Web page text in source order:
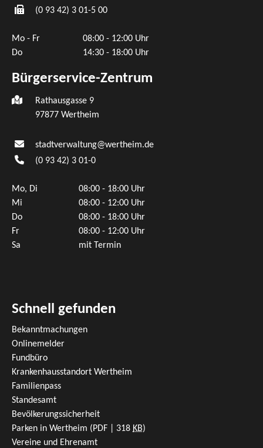
(0 93 42) 3 01-5 00
Mo - Fr
08:00 - 12:00 Uhr
Do
14:30 - 18:00 Uhr
Bürgerservice-Zentrum
Rathausgasse 9
97877 Wertheim
stadtverwaltung@wertheim.de
(0 93 42) 3 01-0
Mo, Di
08:00 - 18:00 Uhr
Mi
08:00 - 12:00 Uhr
Do
08:00 - 18:00 Uhr
Fr
08:00 - 12:00 Uhr
Sa
mit Termin
Schnell gefunden
Bekanntmachungen
Onlinemelder
Fundbüro
Krankenhausstandort Wertheim
Familienpass
Standesamt
Bevölkerungssicherheit
Parken in Wertheim (PDF | 318 KB)
Vereine und Ehrenamt